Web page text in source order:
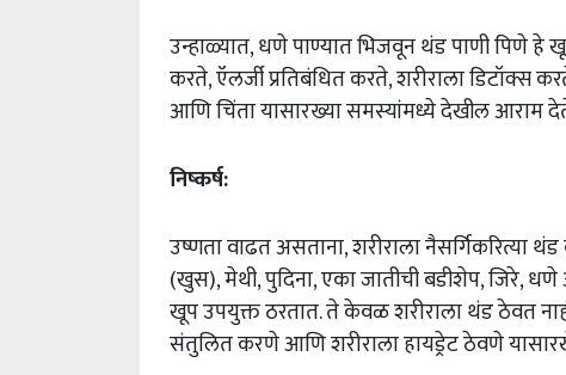
उन्हाळ्यात, धणे पाण्यात भिजवून थंड पाणी पिणे
करते, ऍलर्जी प्रतिबंधित करते, शरीराला डिटॉक्स
आणि चिंता यासारख्या समस्यांमध्ये देखील आराम
निष्कर्ष:
उष्णता वाढत असताना, शरीराला नैसर्गिकरित्या
(खुस), मेथी, पुदिना, एका जातीची बडीशेप, जिरे,
खूप उपयुक्त ठरतात. ते केवळ शरीराला थंड ठेवत
संतुलित करणे आणि शरीराला हायड्रेट ठेवणे